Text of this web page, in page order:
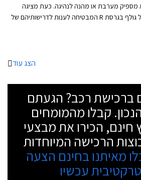
מספיק מערבת או מהנה לנהיגה. כעת מציגה
פולקסווגן את הדור השמיני של גולף בגרסת R המבטיחה לענות לדרישותיהם של
הצג עוד
ברכישת רכב? הגעתם
קבלו מהמומחים
חינם, הכירו את מבצעי
הרכישה המיוחדות
מאיתנו בחינם הצעה
עכשיו